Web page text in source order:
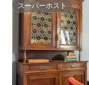
スーパーホスト
スーパーホスト